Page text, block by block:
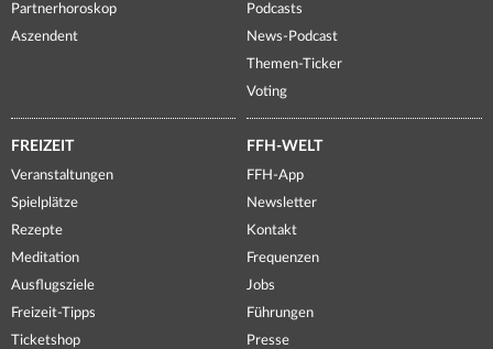
Partnerhoroskop
Aszendent
Podcasts
News-Podcast
Themen-Ticker
Voting
FREIZEIT
Veranstaltungen
Spielplätze
Rezepte
Meditation
Ausflugsziele
Freizeit-Tipps
Ticketshop
FFH-WELT
FFH-App
Newsletter
Kontakt
Frequenzen
Jobs
Führungen
Presse